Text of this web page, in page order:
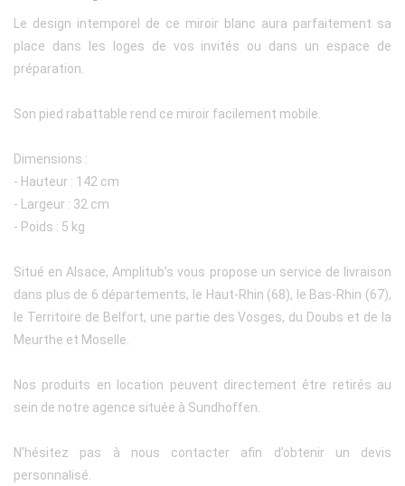
Le design intemporel de ce miroir blanc aura parfaitement sa
place dans les loges de vos invités ou dans un espace de
préparation.
Son pied rabattable rend ce miroir facilement mobile.
Dimensions :
- Hauteur : 142 cm
- Largeur : 32 cm
- Poids : 5 kg
Situé en Alsace, Amplitub’s vous propose un service de livraison
dans plus de 6 départements, le Haut-Rhin (68), le Bas-Rhin (67),
le Territoire de Belfort, une partie des Vosges, du Doubs et de la
Meurthe et Moselle.
Nos produits en location peuvent directement être retirés au
sein de notre agence située à Sundhoffen.
N’hésitez pas à nous contacter afin d’obtenir un devis
personnalisé.